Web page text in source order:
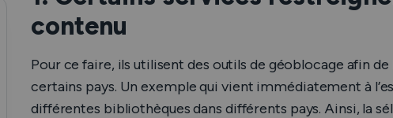
contenu
Pour ce faire, ils utilisent des outils de géoblocage afin
certains pays. Un exemple qui vient immédiatement à
différentes bibliothèques dans différents pays. Ainsi, la